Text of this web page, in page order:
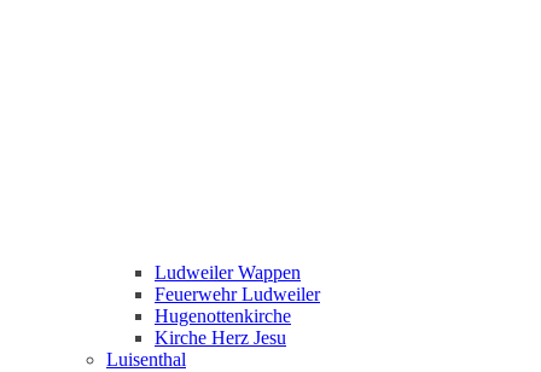
Ludweiler Wappen
Feuerwehr Ludweiler
Hugenottenkirche
Kirche Herz Jesu
Luisenthal